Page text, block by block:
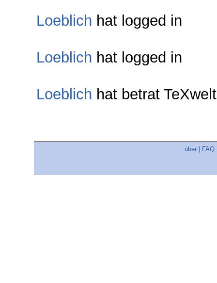
Loeblich hat logged in
Loeblich hat logged in
Loeblich hat betrat
über FAQ